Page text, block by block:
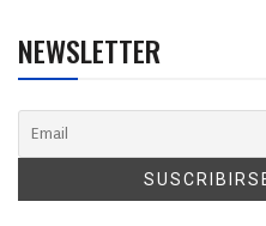
NEWSLETTER